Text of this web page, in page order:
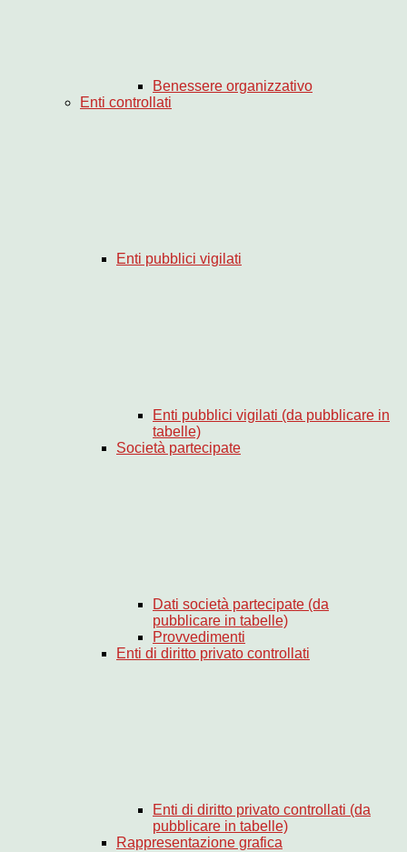
Benessere organizzativo
Enti controllati
Enti pubblici vigilati
Enti pubblici vigilati (da pubblicare in
tabelle)
Società partecipate
Dati società partecipate (da
pubblicare in tabelle)
Provvedimenti
Enti di diritto privato controllati
Enti di diritto privato controllati (da
pubblicare in tabelle)
Rappresentazione grafica